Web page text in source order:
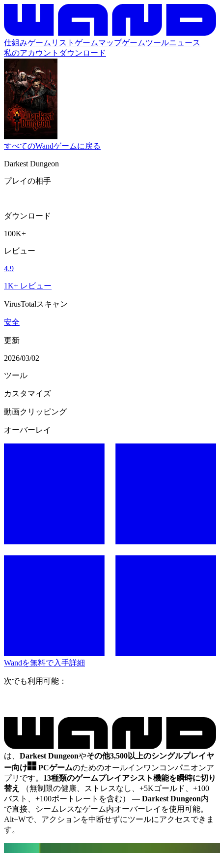
仕組みゲームリスト ゲームマップゲームツールニュース
私のアカウント ダウンロード
すべてのWandゲームに戻る
Darkest Dungeon
プレイの相手
ダウンロード
100K+
レビュー
4.9
1K+ レビュー
VirusTotalスキャン
安全
更新
2026/03/02
ツール
カスタマイズ
動画クリッピング
オーバーレイ
Wandを無料で入手詳細
次でも利用可能：
は、 Darkest Dungeonやその他3,500以上のシングルプレイヤ
ー向け
PCゲームのためのオールインワンコンパニオンア
プリです。 13種類のゲームプレイアシスト機能を瞬時に切り
替え
（無制限の健康、ストレスなし、+5Kゴールド、+100
バスト、+100ポートレートを含む） — Darkest Dungeon内
で直接、シームレスなゲーム内オーバーレイを使用可能。
Alt+Wで、アクションを中断せずにツールにアクセスできま
す。